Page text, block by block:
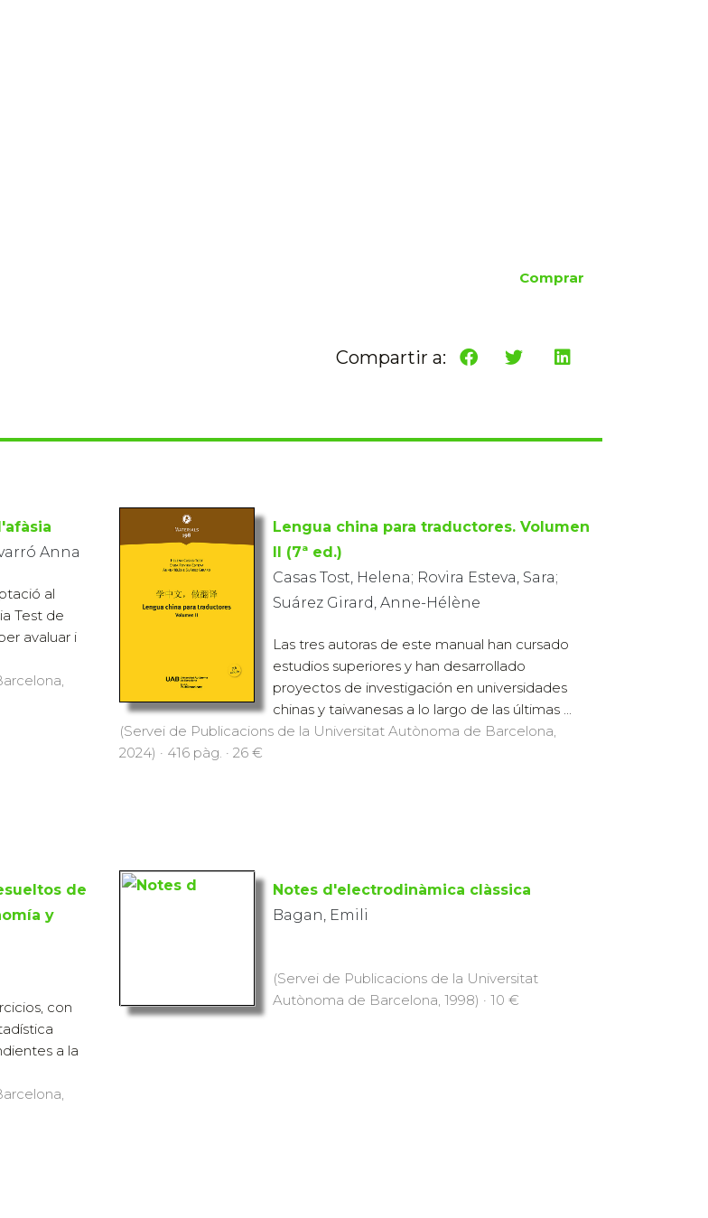
Comprar
Compartir a:
Anna
al
Test de
avaluar i
Lengua china para traductores. Volumen
II (7ª ed.)
Casas Tost, Helena; Rovira Esteva, Sara;
Suárez Girard, Anne-Hélène
Las tres autoras de este manual han cursado
estudios superiores y han desarrollado
proyectos de investigación en universidades
chinas y taiwanesas a lo largo de las últimas ...
(Servei de Publicacions de la Universitat Autònoma de Barcelona,
2024) · 416 pàg. · 26 €
de
y
con
a la
Notes d'electrodinàmica clàssica
Bagan, Emili
(Servei de Publicacions de la Universitat
Autònoma de Barcelona, 1998) · 10 €